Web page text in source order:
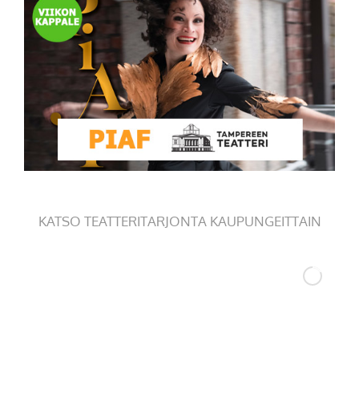
KATSO TEATTERITARJONTA KAUPUNGEITTAIN